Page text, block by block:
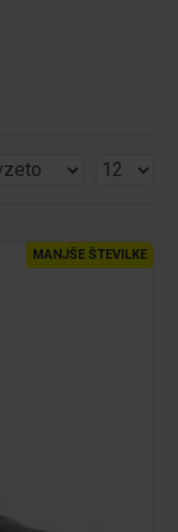
MANJŠE ŠTEVILKE